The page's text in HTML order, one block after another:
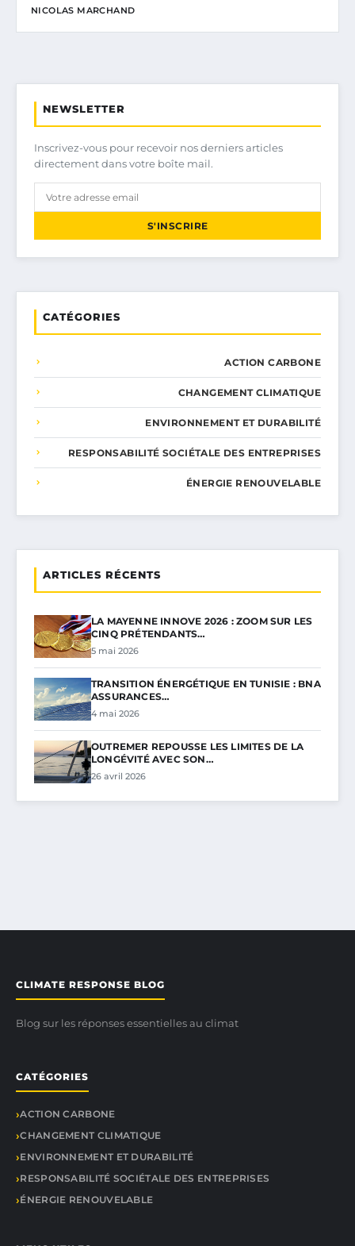
NICOLAS MARCHAND
NEWSLETTER
Inscrivez-vous pour recevoir nos derniers articles
directement dans votre boîte mail.
S'INSCRIRE
CATÉGORIES
ACTION CARBONE
CHANGEMENT CLIMATIQUE
ENVIRONNEMENT ET DURABILITÉ
RESPONSABILITÉ SOCIÉTALE DES ENTREPRISES
ÉNERGIE RENOUVELABLE
ARTICLES RÉCENTS
LA MAYENNE INNOVE 2026 : ZOOM SUR LES
CINQ PRÉTENDANTS…
5 mai 2026
TRANSITION ÉNERGÉTIQUE EN TUNISIE : BNA
ASSURANCES…
4 mai 2026
OUTREMER REPOUSSE LES LIMITES DE LA
LONGÉVITÉ AVEC SON…
26 avril 2026
CLIMATE RESPONSE BLOG
Blog sur les réponses essentielles au climat
CATÉGORIES
ACTION CARBONE
CHANGEMENT CLIMATIQUE
ENVIRONNEMENT ET DURABILITÉ
RESPONSABILITÉ SOCIÉTALE DES ENTREPRISES
ÉNERGIE RENOUVELABLE